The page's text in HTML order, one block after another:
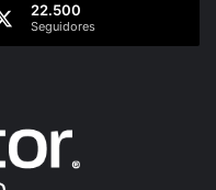
22.500
Seguidores